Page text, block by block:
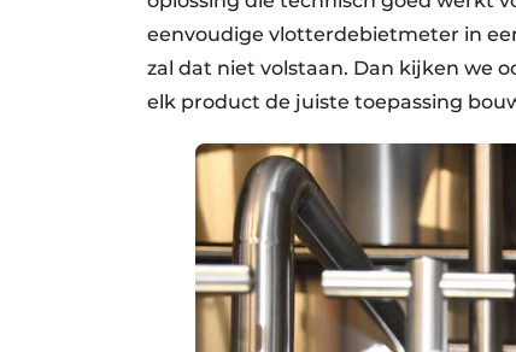
eenvoudige vlotterdebietmeter in
zal dat niet volstaan. Dan kijken we
elk product de juiste toepassing